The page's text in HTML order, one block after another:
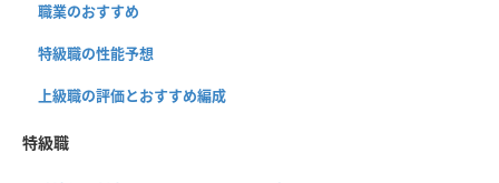
職業のおすすめ
特級職の性能予想
上級職の評価とおすすめ編成
特級職